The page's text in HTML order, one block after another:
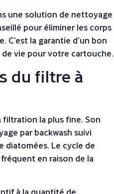
une solution de nettoyage
pour éliminer les corps
C’est la garantie d’un bon
vie pour votre cartouche.
du filtre à
la plus fine. Son
par backwash suivi
diatomées. Le cycle de
en raison de la
à la quantité de